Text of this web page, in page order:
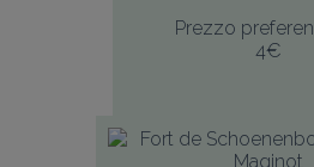
Prezzo
4€